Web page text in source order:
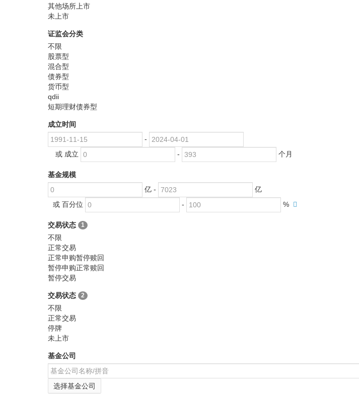
其他场所上市
未上市
证监会分类
不限
股票型
混合型
债券型
货币型
qdii
短期理财债券型
成立时间
-
或 成立
- 个月
基金规模
亿 -
亿
或 百分位
- %
交易状态 1
不限
正常交易
正常申购暂停赎回
暂停申购正常赎回
暂停交易
交易状态 2
不限
正常交易
停牌
未上市
基金公司
选择基金公司